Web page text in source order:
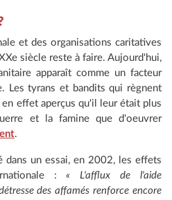
et des organisations caritatives
siècle reste à faire. Aujourd'hui,
apparaît comme un facteur
Les tyrans et bandits qui règnent
effet aperçus qu'il leur était plus
et la famine que d'oeuvrer
.
dans un essai, en 2002, les effets
:« L'afflux de l'aide
des affamés renforce encore